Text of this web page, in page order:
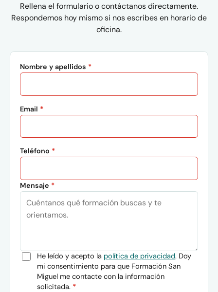
Rellena el formulario o contáctanos directamente.
Respondemos hoy mismo si nos escribes en horario de
oficina.
Nombre y apellidos *
Email *
Teléfono *
Mensaje *
He leído y acepto la política de privacidad. Doy
mi consentimiento para que Formación San
Miguel me contacte con la información
solicitada. *